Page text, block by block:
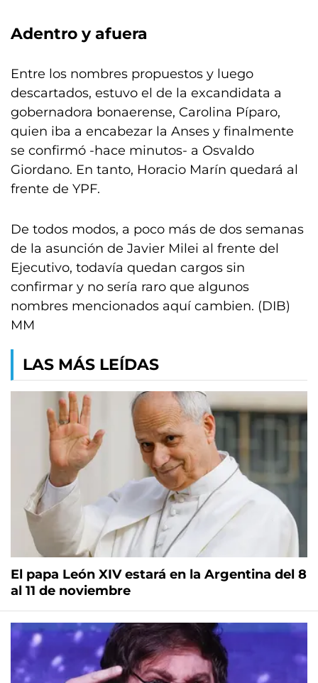
Adentro y afuera
Entre los nombres propuestos y luego
descartados, estuvo el de la excandidata a
gobernadora bonaerense, Carolina Píparo,
quien iba a encabezar la Anses y finalmente
se confirmó -hace minutos- a Osvaldo
Giordano. En tanto, Horacio Marín quedará al
frente de YPF.
De todos modos, a poco más de dos semanas
de la asunción de Javier Milei al frente del
Ejecutivo, todavía quedan cargos sin
confirmar y no sería raro que algunos
nombres mencionados aquí cambien. (DIB)
MM
LAS MÁS LEÍDAS
El papa León XIV estará en la Argentina del 8
al 11 de noviembre